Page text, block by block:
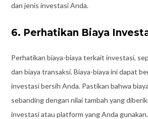
dan jenis investasi Anda.
6. Perhatikan Biaya
Perhatikan biaya-biaya terkait investasi,
dan biaya transaksi. Biaya-biaya ini dapat
investasi bersih Anda. Pastikan bahwa
sebanding dengan nilai tambah yang
investasi atau platform yang Anda gunakan.